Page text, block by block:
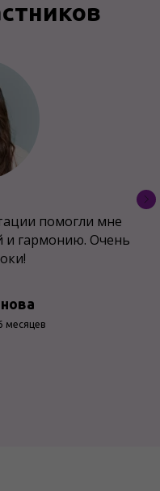
помогли мне
и гармонию. Очень
месяцев